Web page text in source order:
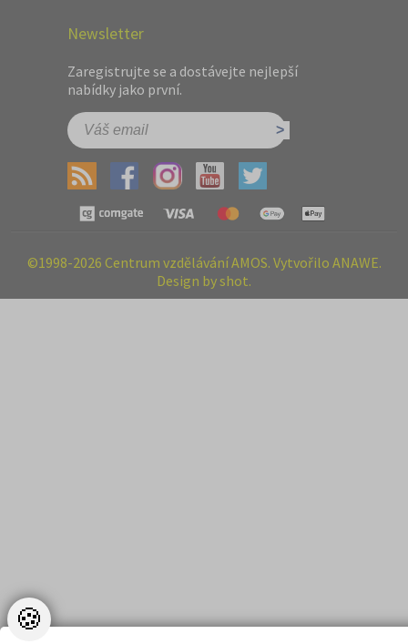
Newsletter
Zaregistrujte se a dostávejte nejlepší
nabídky jako první.
©1998-2026 Centrum vzdělávání AMOS. Vytvořilo ANAWE.
Design by shot.
🍪